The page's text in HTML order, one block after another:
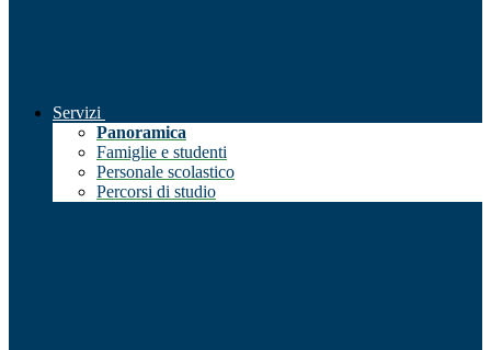
Servizi
Panoramica
Famiglie e studenti
Personale scolastico
Percorsi di studio